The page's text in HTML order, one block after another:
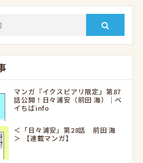
マンガ『イクスピアリ限定』第87
話公開！日々浦安（前田 海）｜ベ
イちばinfo
＜「日々浦安」第28話 前田 海
＞ 【連載マンガ】